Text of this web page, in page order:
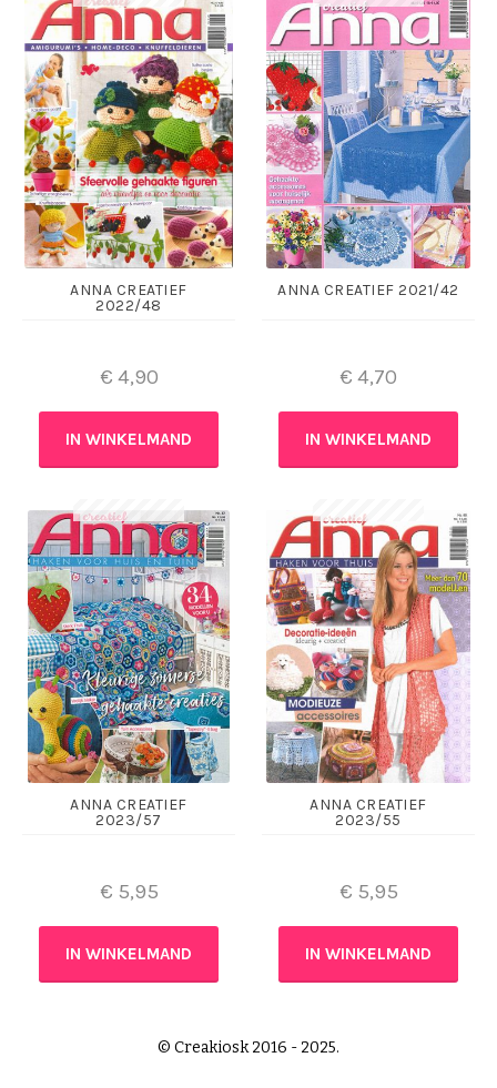
ANNA CREATIEF
2022/48
€ 4,90
IN WINKELMAND
ANNA CREATIEF 2021/42
€ 4,70
IN WINKELMAND
ANNA CREATIEF
2023/57
€ 5,95
IN WINKELMAND
ANNA CREATIEF
2023/55
€ 5,95
IN WINKELMAND
© Creakiosk 2016 - 2025.